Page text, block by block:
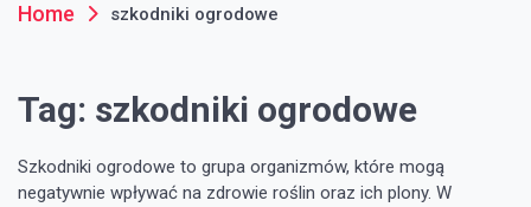
Home szkodniki ogrodowe
Tag: szkodniki ogrodowe
Szkodniki ogrodowe to grupa organizmów, które mogą
negatywnie wpływać na zdrowie roślin oraz ich plony. W